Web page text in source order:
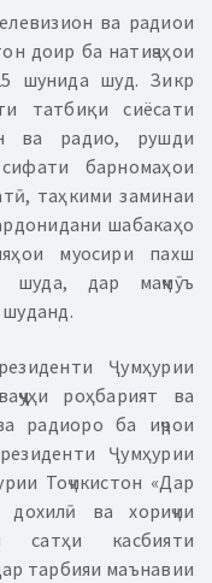
ва радиои
доир ба натиҷаҳои
шунида шуд. Зикр
татбиқи сиёсати
ва радио, рушди
барномаҳои
таҳкими заминаи
шабакаҳо
муосири пахш
шуда, дар маҷмӯъ
шуданд.
Ҷумҳурии
роҳбарият ва
радиоро ба иҷрои
Ҷумҳурии
Тоҷикистон «Дар
ва хориҷии
сатҳи касбияти
тарбияи маънавии